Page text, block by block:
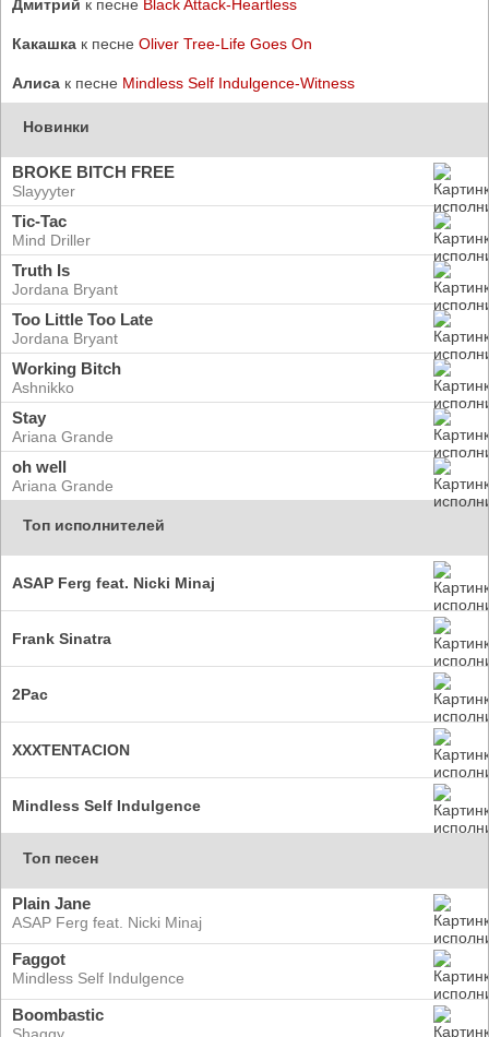
Дмитрий к песне Black Attack-Heartless
Какашка к песне Oliver Tree-Life Goes On
Алиса к песне Mindless Self Indulgence-Witness
Новинки
BROKE BITCH FREE
Slayyyter
Tic-Tac
Mind Driller
Truth Is
Jordana Bryant
Too Little Too Late
Jordana Bryant
Working Bitch
Ashnikko
Stay
Ariana Grande
oh well
Ariana Grande
Топ исполнителей
ASAP Ferg feat. Nicki Minaj
Frank Sinatra
2Pac
XXXTENTACION
Mindless Self Indulgence
Топ песен
Plain Jane
ASAP Ferg feat. Nicki Minaj
Faggot
Mindless Self Indulgence
Boombastic